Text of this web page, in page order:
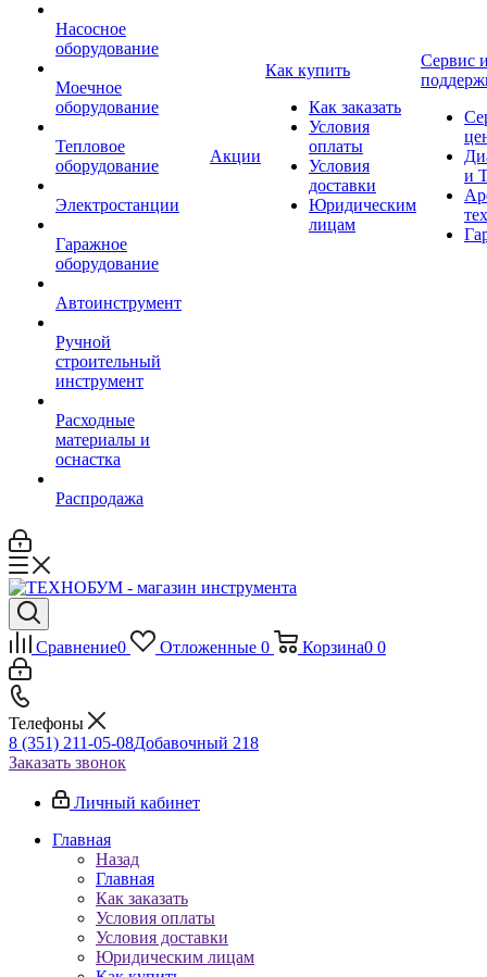
Насосное
оборудование
Моечное
оборудование
Тепловое
оборудование
Электростанции
Гаражное
оборудование
Автоинструмент
Ручной
строительный
инструмент
Расходные
материалы и
оснастка
Распродажа
Акции
Как купить
Как заказать
Условия
оплаты
Условия
доставки
Юридическим
лицам
Сервис
и
Сравнение0 Отложенные 0 Корзина0 0
Телефоны
8 (351) 211-05-08Добавочный 218
Заказать звонок
Личный кабинет
Главная
Назад
Главная
Как заказать
Условия оплаты
Условия доставки
Юридическим лицам